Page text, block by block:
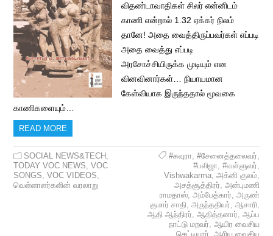
விதண்டாவாதிகள் சிலர் என்னிடம்
காணி என்றால் 1.32 ஏக்கர் நிலம்
தானே! அதை வைத்திருப்பவர்கள் எப்படி
அதை வைத்து எப்படி
அரசோச்சியிருக்க முடியும் என
வினவினார்கள்… நியாயமான
கேள்வியாக இருந்ததால் மூவகை
காணிகளையும்…
READ MORE
SOCIAL NEWS&TECH ,
TODAY VOC NEWS,VOC
SONGS,VOC VIDEOS,
வெள்ளாளர்களின் வரலாறு
#கவுரா, #சேனைத்தலைவர்,
#பலிஜா, #வள்ளுவர்,
Vishwakarma, அக்னி குலம்,
அசத்சூத்திரர், அன்புமணி
ராமதாஸ், அம்பேத்கார், அருண்
குமார் சாதி, அருந்ததியர், ஆசாரி,
ஆதி ஆந்திரர், ஆதித்தனார், ஆப்ப
நாட்டு மறவர், ஆயிர வைசிய
செட்டியார் ஆரிய வைசிய